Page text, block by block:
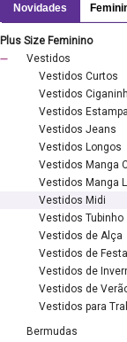
Novidades
Plus Size Feminino
Vestidos
Vestidos Curtos
Vestidos
Vestidos
Vestidos Jeans
Vestidos Longos
Vestidos Manga
Vestidos Manga
Vestidos Midi
Vestidos Tubinho
Vestidos de Alça
Vestidos de Festa
Vestidos de
Vestidos de
Vestidos para
Bermudas